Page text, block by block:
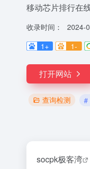
移动芯片排行在
收录时间：
2024-
1+
1-
打开网站
查询检测 #
socpk极客湾